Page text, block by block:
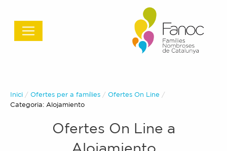
Inici Ofertes per a famílies
Ofertes On Line
Actual:
Categoria: Alojamiento
Ofertes On Line a
Alojamiento